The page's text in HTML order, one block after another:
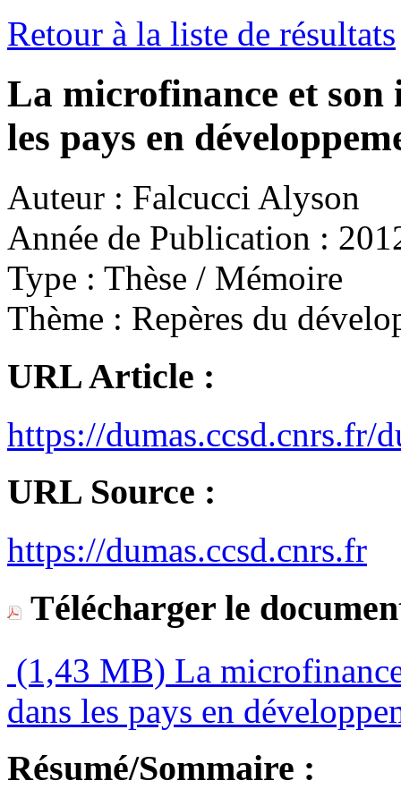
Retour à la liste de résultats
La microfinance et son
les pays en
Auteur : Falcucci Alyson
Année de Publication :
Type : Thèse / Mémoire
Thème : Repères du
URL Article :
https://dumas.ccsd.cnrs.fr/
URL Source :
https://dumas.ccsd.cnrs.fr
Télécharger le
(1,43 MB) La
dans les pays en
Résumé/Sommaire :